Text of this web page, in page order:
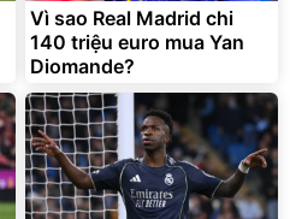
Vì sao Real Madrid chi
140 triệu euro mua Yan
Diomande?